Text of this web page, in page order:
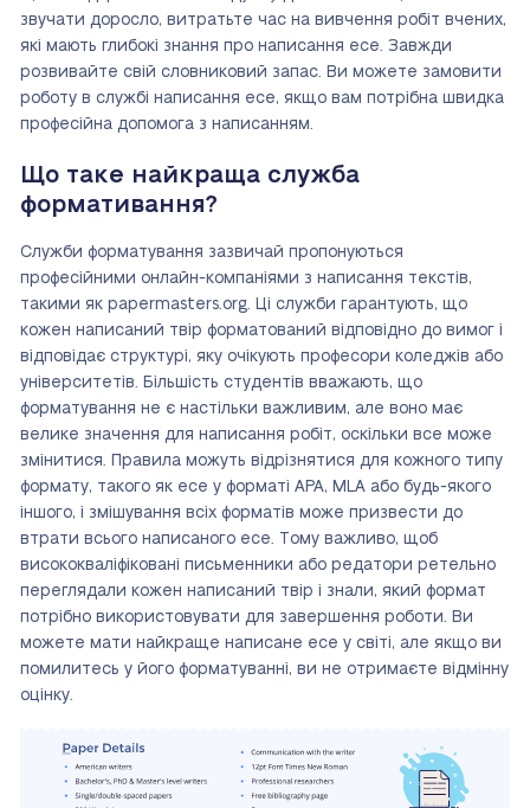
звучати доросло, витратьте час на вивчення робіт вчених,
які мають глибокі знання про написання есе. Завжди
розвивайте свій словниковий запас. Ви можете замовити
роботу в службі написання есе, якщо вам потрібна швидка
професійна допомога з написанням.
Що таке найкраща служба
формативання?
Служби форматування зазвичай пропонуються
професійними онлайн-компаніями з написання текстів,
такими як papermasters.org. Ці служби гарантують, що
кожен написаний твір форматований відповідно до вимог і
відповідає структурі, яку очікують професори коледжів або
університетів. Більшість студентів вважають, що
форматування не є настільки важливим, але воно має
велике значення для написання робіт, оскільки все може
змінитися. Правила можуть відрізнятися для кожного типу
формату, такого як есе у форматі APA, MLA або будь-якого
іншого, і змішування всіх форматів може призвести до
втрати всього написаного есе. Тому важливо, щоб
висококваліфіковані письменники або редатори ретельно
переглядали кожен написаний твір і знали, який формат
потрібно використовувати для завершення роботи. Ви
можете мати найкраще написане есе у світі, але якщо ви
помилитесь у його форматуванні, ви не отримаєте відмінну
оцінку.